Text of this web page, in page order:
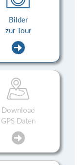
Bilder
zur Tour
Download
GPS Daten